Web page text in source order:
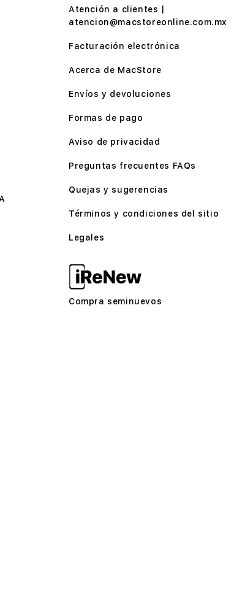
Atención a clientes |
atencion@macstoreonline.com.mx
Facturación electrónica
Acerca de MacStore
Envíos y devoluciones
Formas de pago
Aviso de privacidad
Preguntas frecuentes FAQs
Quejas y sugerencias
Términos y condiciones del sitio
Legales
Compra seminuevos